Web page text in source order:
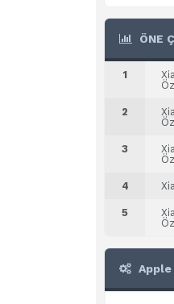
ÖNE
1
2
3
4
5